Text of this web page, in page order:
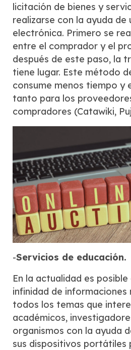
licitación de bienes y
realizarse con la ayuda de
electrónica. Primero se
entre el comprador y el
después de este paso, la
tiene lugar. Este método
consume menos tiempo y
tanto para los
compradores (Catawiki,
-Servicios de educación.
En la actualidad es
infinidad de informaciones
todos los temas que
académicos,
organismos con la ayuda
sus dispositivos portátiles